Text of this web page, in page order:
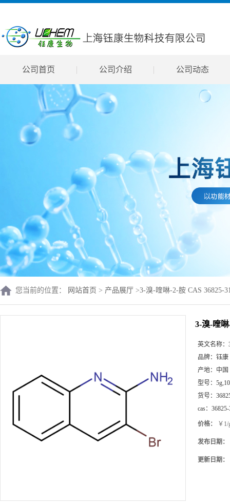
公司首页 公司介绍 公司动态
您当前的位置： 网站首页 > 产品展厅 >3-溴-喹啉-2-胺 CAS 36825-
3-溴-喹
英文名称：
品牌： 钰康
产地： 中国
型号：
货号：
cas：
价格： ￥1/
发布日期：
更新日期：